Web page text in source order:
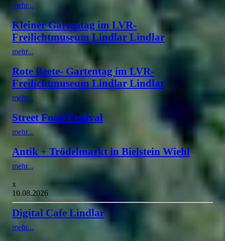
mehr...
Kleiner Gartentag im LVR-
Freilichtmuseum Lindlar Lindlar
mehr...
Rote Beete- Gartentag im LVR-
Freilichtmuseum Lindlar Lindlar
mehr...
Street Food Festival
mehr...
Antik + Trödelmarkt in Bielstein Wiehl
mehr...
x
10.08.2026
Digital Cafe Lindlar
mehr...